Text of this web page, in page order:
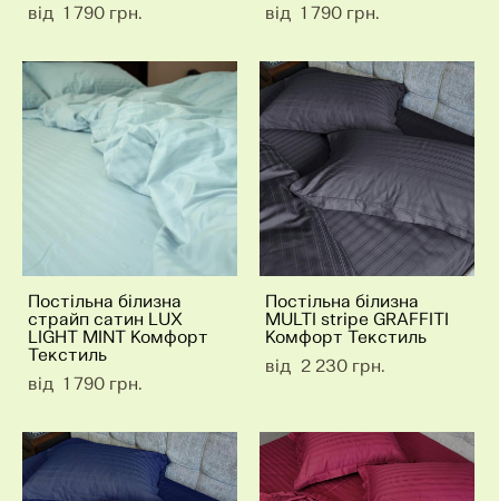
від 1 790 грн.
від 1 790 грн.
Постільна білизна
страйп сатин LUX
LIGHT MINT Комфорт
Текстиль
від 1 790 грн.
Постільна білизна
MULTI stripe GRAFFITI
Комфорт Текстиль
від 2 230 грн.